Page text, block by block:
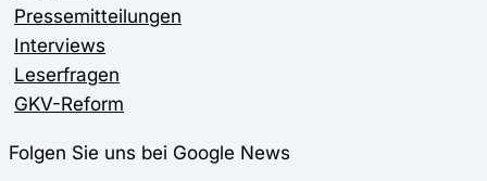
Pressemitteilungen
Interviews
Leserfragen
GKV-Reform
Folgen Sie uns bei Google News